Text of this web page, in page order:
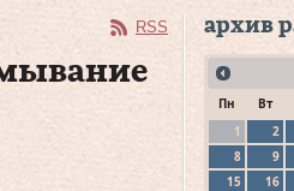
RSS архив
Пн Вт
1
2
8
9
15
16